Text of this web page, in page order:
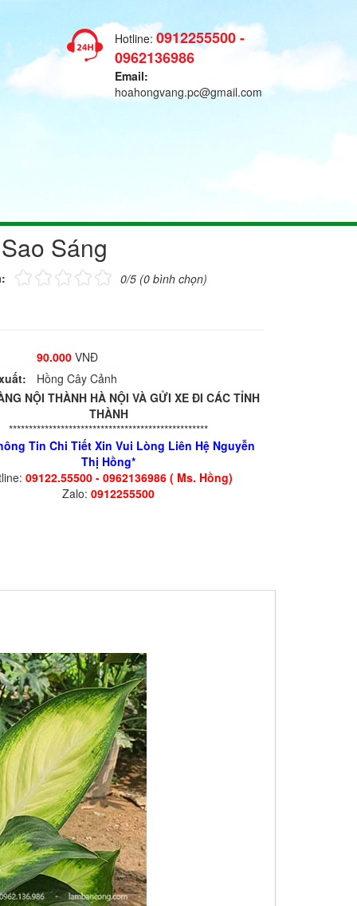
Hotline: 0912255500 -
0962136986
Email:
hoahongvang.pc@gmail.com
Sáng
0/5 (0 bình chọn)
90.000 VNĐ
Hồng Cây Cảnh
NỘI THÀNH HÀ NỘI VÀ GỬI XE ĐI CÁC TỈNH
THÀNH
**************************************************
Tin Chi Tiết Xin Vui Lòng Liên Hệ Nguyễn
Thị Hồng*
09122.55500 - 0962136986 ( Ms. Hồng)
Zalo: 0912255500